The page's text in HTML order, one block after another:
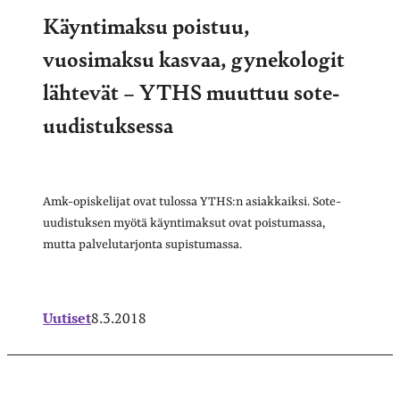
Käyntimaksu poistuu,
vuosimaksu kasvaa, gynekologit
lähtevät – YTHS muuttuu sote-
uudistuksessa
Amk-opiskelijat ovat tulossa YTHS:n asiakkaiksi. Sote-
uudistuksen myötä käyntimaksut ovat poistumassa,
mutta palvelutarjonta supistumassa.
Uutiset8.3.2018